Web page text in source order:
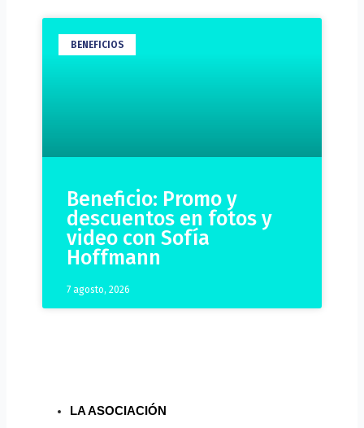
BENEFICIOS
Beneficio: Promo y
descuentos en fotos y
video con Sofía
Hoffmann
7 agosto, 2026
LA ASOCIACIÓN